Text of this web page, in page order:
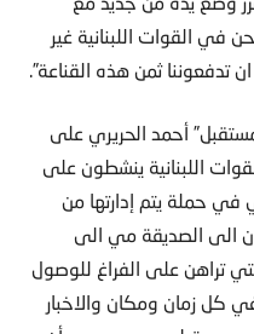
في القوات اللبنانية غير
ان تدفعوننا ثمن هذه القناعة”.
أحمد الحريري على
اللبنانية ينشطون على
حملة يتم إدارتها من
الى الصديقة مي الى
تراهن على الفراغ للوصول
كل زمان ومكان والاخبار